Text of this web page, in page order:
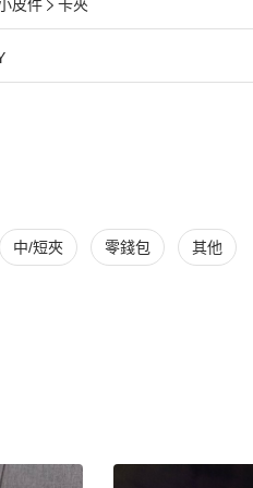
皮件
卡夾
皮件/卡夾推薦
/ 小皮件
錢包 / 小皮件相似商品推薦
中/短夾 零錢包 其他
女士錢包 / 小皮件推薦精品